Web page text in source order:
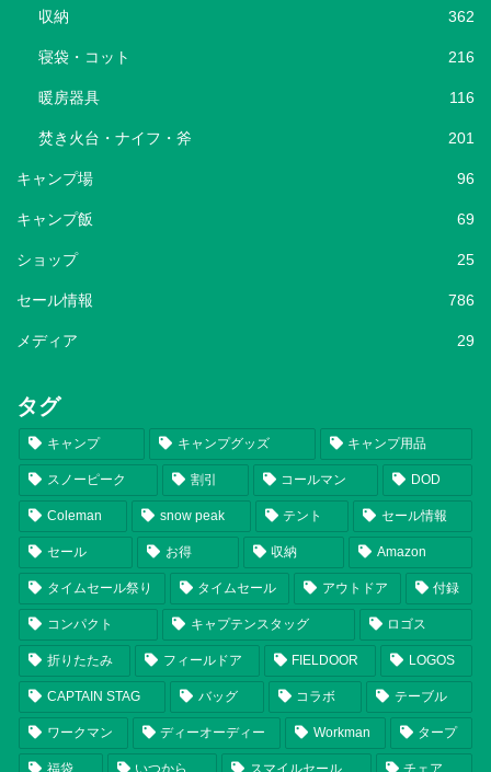
収納 362
寝袋・コット 216
暖房器具 116
焚き火台・ナイフ・斧 201
キャンプ場 96
キャンプ飯 69
ショップ 25
セール情報 786
メディア 29
タグ
キャンプ キャンプグッズ キャンプ用品
スノーピーク 割引 コールマン DOD
Coleman snow peak テント セール情報
セール お得 収納 Amazon
タイムセール祭り タイムセール アウトドア 付録
コンパクト キャプテンスタッグ ロゴス
折りたたみ フィールドア FIELDOOR LOGOS
CAPTAIN STAG バッグ コラボ テーブル
ワークマン ディーオーディー Workman タープ
福袋 いつから スマイルセール チェア